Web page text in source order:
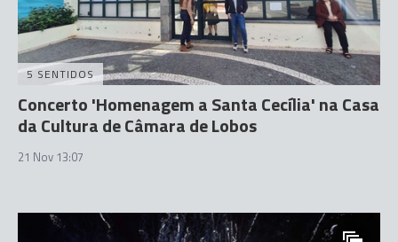
5 SENTIDOS
Concerto 'Homenagem a Santa Cecília' na Casa
da Cultura de Câmara de Lobos
21 Nov 13:07